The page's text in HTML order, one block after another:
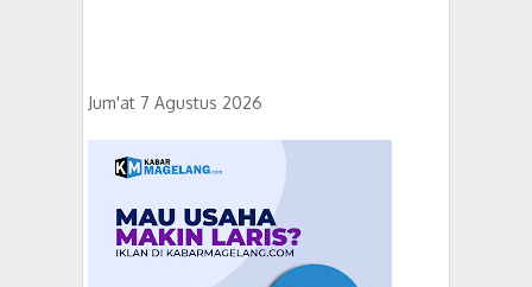
Jum'at 7 Agustus 2026